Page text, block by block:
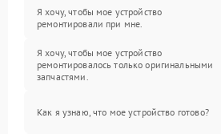
Я хочу, чтобы мое устройство
ремонтировали при мне.
Я хочу, чтобы мое устройство
ремонтировалось только оригинальными
запчастями.
Как я узнаю, что мое устройство готово?